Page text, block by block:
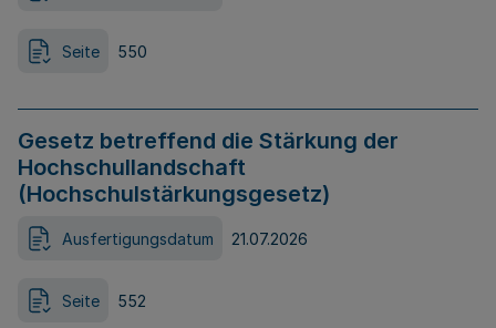
Seite 550
Gesetz betreffend die Stärkung der
Hochschullandschaft
(Hochschulstärkungsgesetz)
Ausfertigungsdatum 21.07.2026
Seite 552